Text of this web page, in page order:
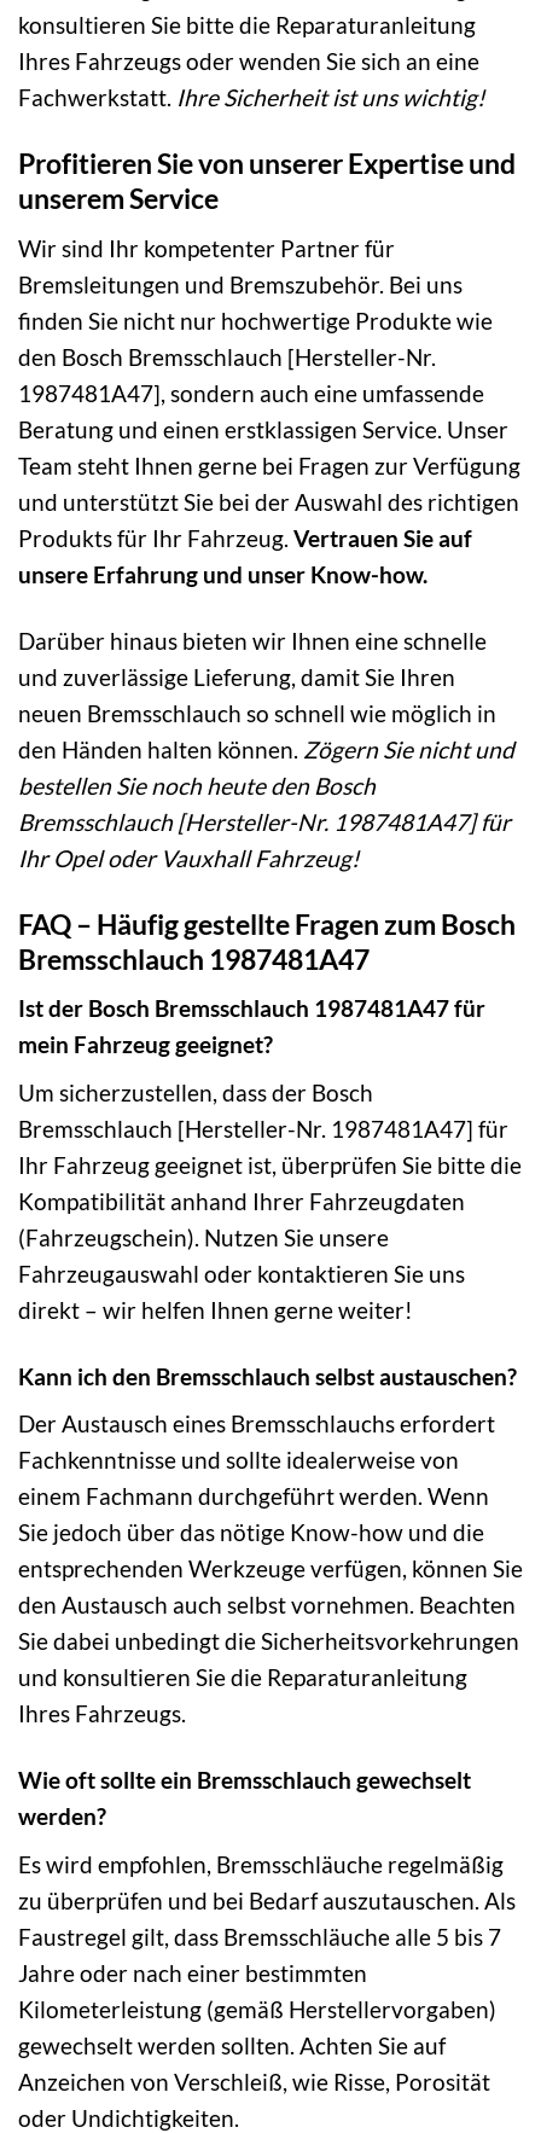
konsultieren Sie bitte die Reparaturanleitung
Ihres Fahrzeugs oder wenden Sie sich an eine
Fachwerkstatt. Ihre Sicherheit ist uns wichtig!
Profitieren Sie von unserer Expertise und
unserem Service
Wir sind Ihr kompetenter Partner für
Bremsleitungen und Bremszubehör. Bei uns
finden Sie nicht nur hochwertige Produkte wie
den Bosch Bremsschlauch [Hersteller-Nr.
1987481A47], sondern auch eine umfassende
Beratung und einen erstklassigen Service. Unser
Team steht Ihnen gerne bei Fragen zur Verfügung
und unterstützt Sie bei der Auswahl des richtigen
Produkts für Ihr Fahrzeug. Vertrauen Sie auf
unsere Erfahrung und unser Know-how.
Darüber hinaus bieten wir Ihnen eine schnelle
und zuverlässige Lieferung, damit Sie Ihren
neuen Bremsschlauch so schnell wie möglich in
den Händen halten können. Zögern Sie nicht und
bestellen Sie noch heute den Bosch
Bremsschlauch [Hersteller-Nr. 1987481A47] für
Ihr Opel oder Vauxhall Fahrzeug!
FAQ – Häufig gestellte Fragen zum Bosch
Bremsschlauch 1987481A47
Ist der Bosch Bremsschlauch 1987481A47 für
mein Fahrzeug geeignet?
Um sicherzustellen, dass der Bosch
Bremsschlauch [Hersteller-Nr. 1987481A47] für
Ihr Fahrzeug geeignet ist, überprüfen Sie bitte die
Kompatibilität anhand Ihrer Fahrzeugdaten
(Fahrzeugschein). Nutzen Sie unsere
Fahrzeugauswahl oder kontaktieren Sie uns
direkt – wir helfen Ihnen gerne weiter!
Kann ich den Bremsschlauch selbst austauschen?
Der Austausch eines Bremsschlauchs erfordert
Fachkenntnisse und sollte idealerweise von
einem Fachmann durchgeführt werden. Wenn
Sie jedoch über das nötige Know-how und die
entsprechenden Werkzeuge verfügen, können Sie
den Austausch auch selbst vornehmen. Beachten
Sie dabei unbedingt die Sicherheitsvorkehrungen
und konsultieren Sie die Reparaturanleitung
Ihres Fahrzeugs.
Wie oft sollte ein Bremsschlauch gewechselt
werden?
Es wird empfohlen, Bremsschläuche regelmäßig
zu überprüfen und bei Bedarf auszutauschen. Als
Faustregel gilt, dass Bremsschläuche alle 5 bis 7
Jahre oder nach einer bestimmten
Kilometerleistung (gemäß Herstellervorgaben)
gewechselt werden sollten. Achten Sie auf
Anzeichen von Verschleiß, wie Risse, Porosität
oder Undichtigkeiten.